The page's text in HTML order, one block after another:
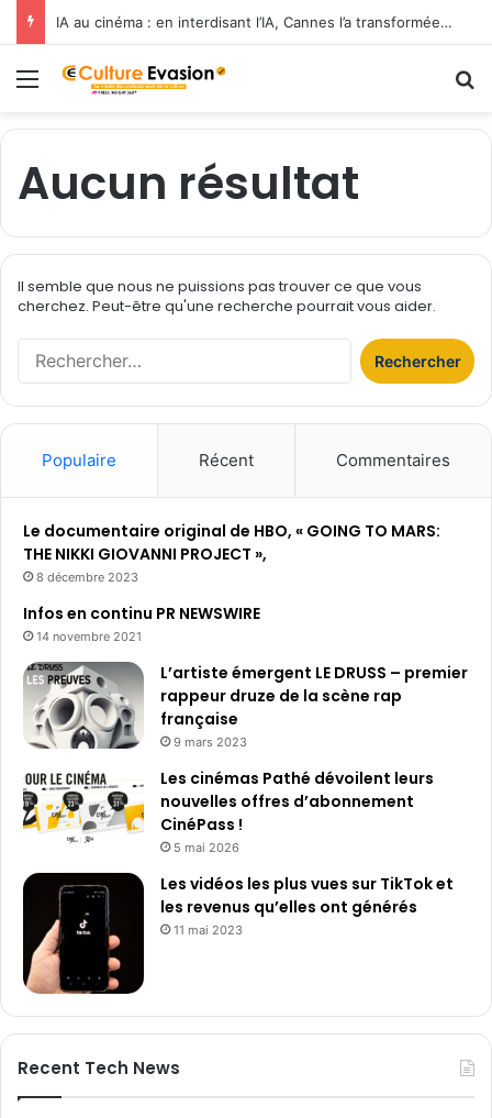
IA au cinéma : en interdisant l’IA, Cannes l’a transformée en label de luxe
Menu
Aucun résultat
Il semble que nous ne puissions pas trouver ce que vous
cherchez. Peut-être qu'une recherche pourrait vous aider.
r
e
Populaire Récent Commentaires
Le documentaire original de HBO, « GOING TO MARS:
THE NIKKI GIOVANNI PROJECT »,
8 décembre 2023
Infos en continu PR NEWSWIRE
14 novembre 2021
L’artiste émergent LE DRUSS – premier
rappeur druze de la scène rap
française
9 mars 2023
Les cinémas Pathé dévoilent leurs
nouvelles offres d’abonnement
CinéPass !
5 mai 2026
Les vidéos les plus vues sur TikTok et
les revenus qu’elles ont générés
11 mai 2023
Recent Tech News